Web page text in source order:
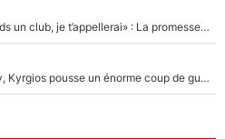
Mercato - OM - «Dès que je prends un club, je t’appellerai» : La promesse de Marcelino au moment de claquer la porte
Victime de racisme contre Murray, Kyrgios pousse un énorme coup de gueule !